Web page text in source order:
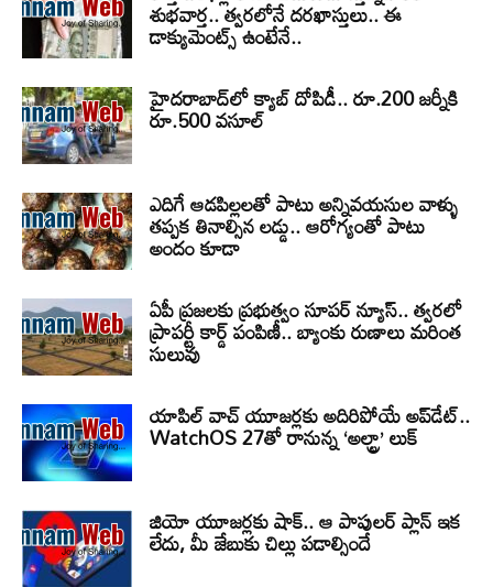
శుభవార్త.. త్వరలోనే దరఖాస్తులు.. ఈ
డాక్యుమెంట్స్ ఉంటేనే..
హైదరాబాద్‌లో క్యాబ్‌ దోపిడీ.. రూ.200 జర్నీకి
రూ.500 వసూల్
ఎదిగే ఆడపిల్లలతో పాటు అన్నివయసుల వాళ్ళు
తప్పక తినాల్సిన లడ్డు.. ఆరోగ్యంతో పాటు
అందం కూడా
ఏపీ ప్రజలకు ప్రభుత్వం సూపర్ న్యూస్.. త్వరలో
ప్రాపర్టీ కార్డ్ పంపిణీ.. బ్యాంకు రుణాలు మరింత
సులువు
యాపిల్ వాచ్ యూజర్లకు అదిరిపోయే అప్‌డేట్..
WatchOS 27తో రానున్న ‘అల్ట్రా’ లుక్
జియో యూజర్లకు షాక్.. ఆ పాపులర్ ప్లాన్ ఇక
లేదు, మీ జేబుకు చిల్లు పడాల్సిందే